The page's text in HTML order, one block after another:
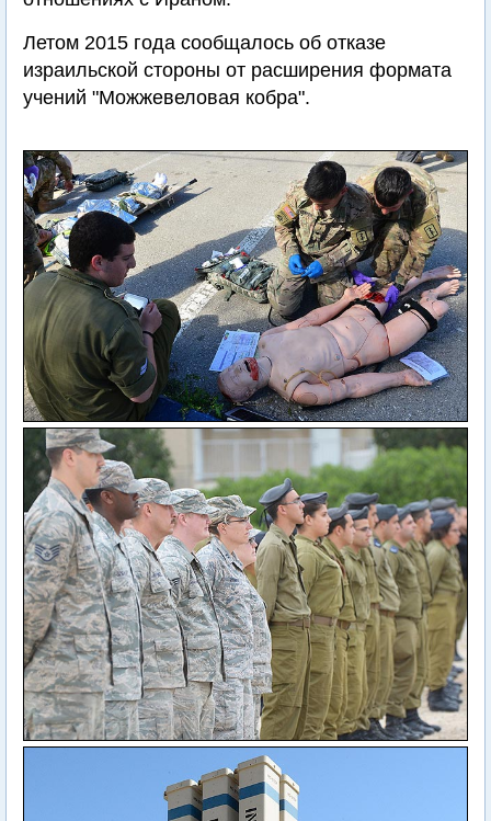
Летом 2015 года сообщалось об отказе
израильской стороны от расширения формата
учений "Можжевеловая кобра".